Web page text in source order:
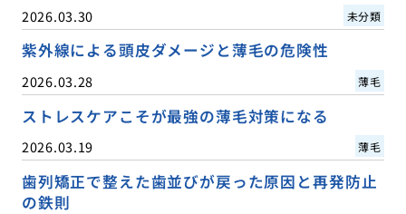
2026.03.30 未分類
紫外線による頭皮ダメージと薄毛の危険性
2026.03.28 薄毛
ストレスケアこそが最強の薄毛対策になる
2026.03.19 薄毛
歯列矯正で整えた歯並びが戻った原因と再発防止
の鉄則